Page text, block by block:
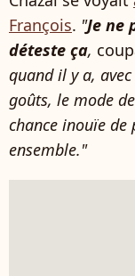
François. "Je ne
déteste ça,
quand il y a,
goûts, le mode
chance inouïe de
ensemble."